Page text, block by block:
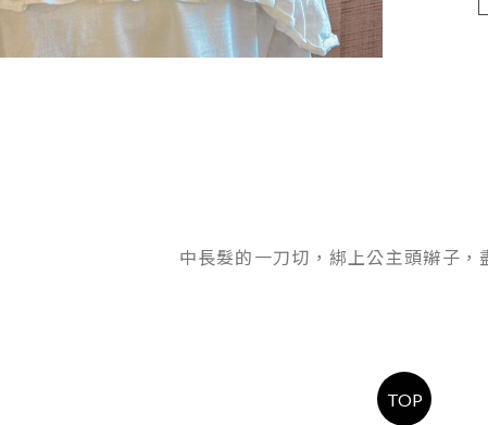
中長髮的一刀切，綁上公主頭辮子，
TOP